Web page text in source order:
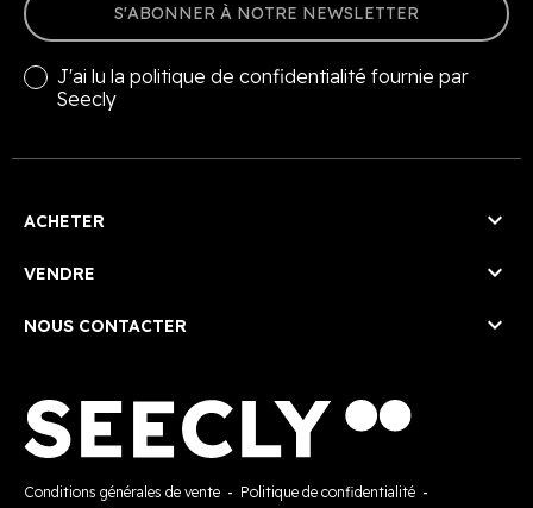
S'ABONNER À NOTRE NEWSLETTER
J'ai lu la politique de confidentialité fournie par
Seecly
ACHETER 
VENDRE 
NOUS CONTACTER 
Conditions générales de vente - Politique de confidentialité -